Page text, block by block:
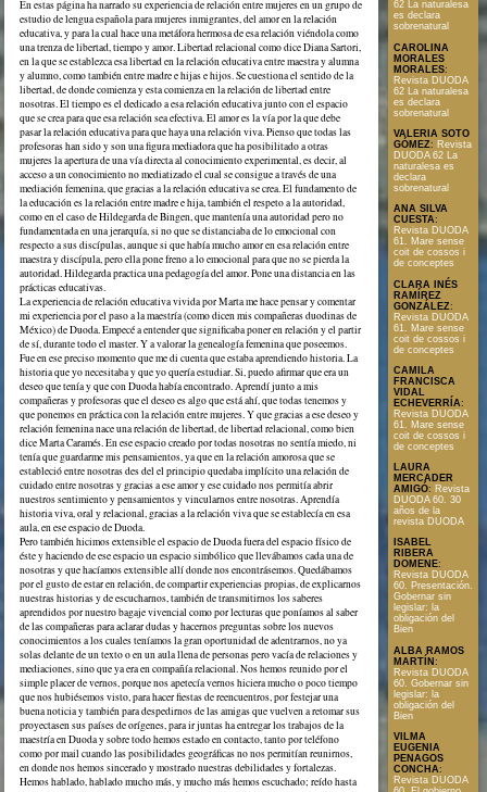
En estas página ha narrado su experiencia de relación entre mujeres en un grupo de
estudio de lengua española para mujeres inmigrantes, del amor en la relación
educativa, y para la cual hace una metáfora hermosa de esa relación viéndola como
una trenza de libertad, tiempo y amor. Libertad relacional como dice Diana Sartori,
en la que se establezca esa libertad en la relación educativa entre maestra y alumna
y alumno, como también entre madre e hijas e hijos. Se cuestiona el sentido de la
libertad, de donde comienza y esta comienza en la relación de libertad entre
nosotras. El tiempo es el dedicado a esa relación educativa junto con el espacio
que se crea para que esa relación sea efectiva. El amor es la vía por la que debe
pasar la relación educativa para que haya una relación viva. Pienso que todas las
profesoras han sido y son una figura mediadora que ha posibilitado a otras
mujeres la apertura de una vía directa al conocimiento experimental, es decir, al
acceso a un conocimiento no mediatizado el cual se consigue a través de una
mediación femenina, que gracias a la relación educativa se crea. El fundamento de
la educación es la relación entre madre e hija, también el respeto a la autoridad,
como en el caso de Hildegarda de Bingen, que mantenía una autoridad pero no
fundamentada en una jerarquía, si no que se distanciaba de lo emocional con
respecto a sus discípulas, aunque si que había mucho amor en esa relación entre
maestra y discípula, pero ella pone freno a lo emocional para que no se pierda la
autoridad. Hildegarda practica una pedagogía del amor. Pone una distancia en las
prácticas educativas.
La experiencia de relación educativa vivida por Marta me hace pensar y comentar
mi experiencia por el paso a la maestría (como dicen mis compañeras duodinas de
México) de Duoda. Empecé a entender que significaba poner en relación y el partir
de sí, durante todo el master. Y a valorar la genealogía femenina que poseemos.
Fue en ese preciso momento que me di cuenta que estaba aprendiendo historia. La
historia que yo necesitaba y que yo quería estudiar. Si, puedo afirmar que era un
deseo que tenía y que con Duoda había encontrado. Aprendí junto a mis
compañeras y profesoras que el deseo es algo que está ahí, que todas tenemos y
que ponemos en práctica con la relación entre mujeres. Y que gracias a ese deseo y
relación femenina nace una relación de libertad, de libertad relacional, como bien
dice Marta Caramés. En ese espacio creado por todas nosotras no sentía miedo, ni
tenía que guardarme mis pensamientos, ya que en la relación amorosa que se
estableció entre nosotras des del el principio quedaba implícito una relación de
cuidado entre nosotras y gracias a ese amor y ese cuidado nos permitía abrir
nuestros sentimiento y pensamientos y vincularnos entre nosotras. Aprendía
historia viva, oral y relacional, gracias a la relación viva que se establecía en esa
aula, en ese espacio de Duoda.
Pero también hicimos extensible el espacio de Duoda fuera del espacio físico de
éste y haciendo de ese espacio un espacio simbólico que llevábamos cada una de
nosotras y que hacíamos extensible allí donde nos encontrásemos. Quedábamos
por el gusto de estar en relación, de compartir experiencias propias, de explicarnos
nuestras historias y de escucharnos, también de transmitirnos los saberes
aprendidos por nuestro bagaje vivencial como por lecturas que poníamos al saber
de las compañeras para aclarar dudas y hacernos preguntas sobre los nuevos
conocimientos a los cuales teníamos la gran oportunidad de adentrarnos, no ya
solas delante de un texto o en un aula llena de personas pero vacía de relaciones y
mediaciones, sino que ya era en compañía relacional. Nos hemos reunido por el
simple placer de vernos, porque nos apetecía vernos hiciera mucho o poco tiempo
que nos hubiésemos visto, para hacer fiestas de reencuentros, por festejar una
buena noticia y también para despedirnos de las amigas que vuelven a retomar sus
proyectasen sus países de orígenes, para ir juntas ha entregar los trabajos de la
maestría en Duoda y sobre todo hemos estado en contacto, tanto por teléfono
como por mail cuando las posibilidades geográficas no nos permitían reunirnos,
en donde nos hemos sincerado y mostrado nuestras debilidades y fortalezas.
Hemos hablado, hablado mucho más, y mucho más hemos escuchado; reído hasta
62 La naturalesa
es declara
sobrenatural
CAROLINA
MORALES
MORALES:
Revista DUODA
62 La naturalesa
es declara
sobrenatural
VALERIA SOTO
GÓMEZ: Revista
DUODA 62 La
naturalesa es
declara
sobrenatural
ANA SILVA
CUESTA:
Revista DUODA
61. Mare sense
coit de cossos i
de conceptes
CLARA INÉS
RAMÍREZ
GONZÁLEZ:
Revista DUODA
61. Mare sense
coit de cossos i
de conceptes
CAMILA
FRANCISCA
VIDAL
ECHEVERRÍA:
Revista DUODA
61. Mare sense
coit de cossos i
de conceptes
LAURA
MERCADER
AMIGÓ: Revista
DUODA 60. 30
años de la
revista DUODA
ISABEL
RIBERA
DOMENE:
Revista DUODA
60. Presentación.
Gobernar sin
legislar: la
obligación del
Bien
ALBA RAMOS
MARTÍN :
Revista DUODA
60. Gobernar sin
legislar: la
obligación del
Bien
VILMA
EUGENIA
PENAGOS
CONCHA:
Revista DUODA